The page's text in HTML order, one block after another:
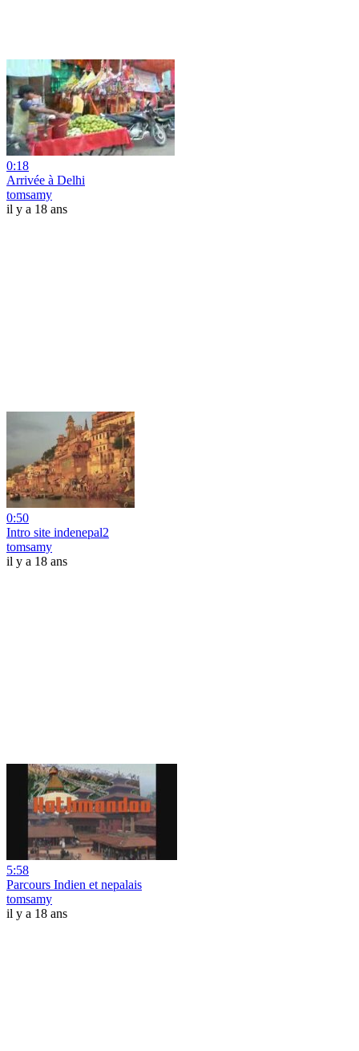
0:18
Arrivée à Delhi
tomsamy
il y a 18 ans
0:50
Intro site indenepal2
tomsamy
il y a 18 ans
5:58
Parcours Indien et nepalais
tomsamy
il y a 18 ans